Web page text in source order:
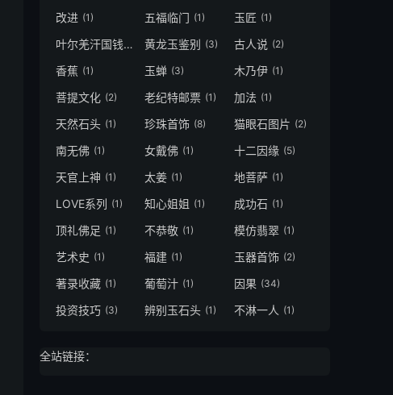
改进 (1) 五福临门 (1) 玉匠 (1)
叶尔羌汗国钱
(1) 黄龙玉鉴别 (3) 古人说 (2)
香蕉 (1) 玉蝉 (3) 木乃伊 (1)
菩提文化 (2) 老纪特邮票 (1) 加法 (1)
天然石头 (1) 珍珠首饰 (8) 猫眼石图片 (2)
南无佛 (1) 女戴佛 (1) 十二因缘 (5)
天官上神 (1) 太姜 (1) 地菩萨 (1)
LOVE系列 (1) 知心姐姐 (1) 成功石 (1)
顶礼佛足 (1) 不恭敬 (1) 模仿翡翠 (1)
艺术史 (1) 福建 (1) 玉器首饰 (2)
著录收藏 (1) 葡萄汁 (1) 因果 (34)
投资技巧 (3) 辨别玉石头 (1) 不淋一人 (1)
全站链接：